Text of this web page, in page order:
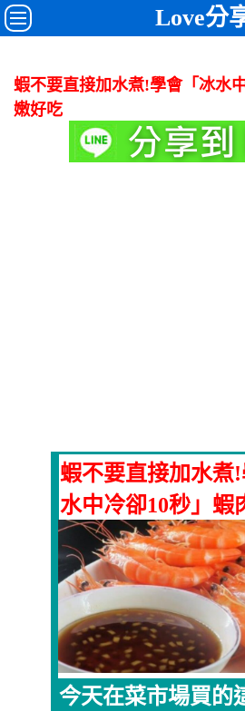
Love分
蝦不要直接加水煮!學會「冰水
嫩好吃
蝦不要直接加水煮
水中冷卻10秒」蝦
今天在菜市場買的